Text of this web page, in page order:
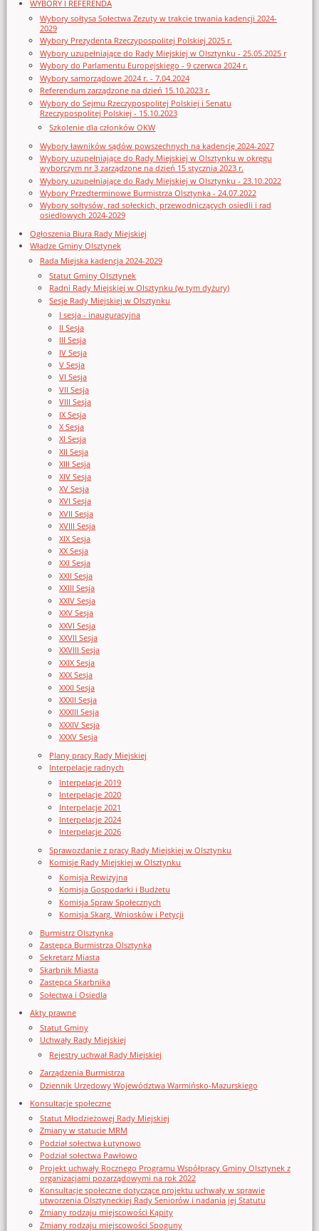
WYBORY I REFERENDA
Wybory sołtysa Sołectwa Zezuty w trakcie trwania kadencji 2024-
2029
Wybory Prezydenta Rzeczypospolitej Polskiej 2025 r.
Wybory uzupełniające do Rady Miejskiej w Olsztynku - 25.05.2025 r
Wybory do Parlamentu Europejskiego - 9 czerwca 2024 r.
Wybory samorządowe 2024 r. - 7.04.2024
Referendum zarządzone na dzień 15.10.2023 r.
Wybory do Sejmu Rzeczypospolitej Polskiej i Senatu
Rzeczypospolitej Polskiej - 15.10.2023
Szkolenie dla członków OKW
Wybory ławników sądów powszechnych na kadencję 2024-2027
Wybory uzupełniające do Rady Miejskiej w Olsztynku w okręgu
wyborczym nr 3 zarządzone na dzień 15 stycznia 2023 r.
Wybory uzupełniające do Rady Miejskiej w Olsztynku - 23.10.2022
Wybory Przedterminowe Burmistrza Olsztynka - 24.07.2022
Wybory sołtysów, rad sołeckich, przewodniczących osiedli i rad
osiedlowych 2024-2029
Ogłoszenia Biura Rady Miejskiej
Władze Gminy Olsztynek
Rada Miejska kadencja 2024-2029
Statut Gminy Olsztynek
Radni Rady Miejskiej w Olsztynku (w tym dyżury)
Sesje Rady Miejskiej w Olsztynku
I sesja - inauguracyjna
II Sesja
III Sesja
IV Sesja
V Sesja
VI Sesja
VII Sesja
VIII Sesja
IX Sesja
X Sesja
XI Sesja
XII Sesja
XIII Sesja
XIV Sesja
XV Sesja
XVI Sesja
XVII Sesja
XVIII Sesja
XIX Sesja
XX Sesja
XXI Sesja
XXII Sesja
XXIII Sesja
XXIV Sesja
XXV Sesja
XXVI Sesja
XXVII Sesja
XXVIII Sesja
XXIX Sesja
XXX Sesja
XXXI Sesja
XXXII Sesja
XXXIII Sesja
XXXIV Sesja
XXXV Sesja
Plany pracy Rady Miejskiej
Interpelacje radnych
Interpelacje 2019
Interpelacje 2020
Interpelacje 2021
Interpelacje 2024
Interpelacje 2026
Sprawozdanie z pracy Rady Miejskiej w Olsztynku
Komisje Rady Miejskiej w Olsztynku
Komisja Rewizyjna
Komisja Gospodarki i Budżetu
Komisja Spraw Społecznych
Komisja Skarg, Wniosków i Petycji
Burmistrz Olsztynka
Zastępca Burmistrza Olsztynka
Sekretarz Miasta
Skarbnik Miasta
Zastępca Skarbnika
Sołectwa i Osiedla
Akty prawne
Statut Gminy
Uchwały Rady Miejskiej
Rejestry uchwał Rady Miejskiej
Zarządzenia Burmistrza
Dziennik Urzędowy Województwa Warmińsko-Mazurskiego
Konsultacje społeczne
Statut Młodzieżowej Rady Miejskiej
Zmiany w statucie MRM
Podział sołectwa Łutynowo
Podział sołectwa Pawłowo
Projekt uchwały Rocznego Programu Współpracy Gminy Olsztynek z
organizacjami pozarządowymi na rok 2022
Konsultacje społeczne dotyczące projektu uchwały w sprawie
utworzenia Olsztyneckiej Rady Seniorów i nadania jej Statutu
Zmiany rodzaju miejscowości Kąpity
Zmiany rodzaju miejscowości Spoguny